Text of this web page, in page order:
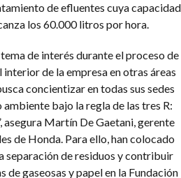
de efluentes cuya capacidad
los 60.000 litros por hora.
de interés durante el proceso de
de la empresa en otras áreas
concientizar en todas sus sedes
bajo la regla de las tres R:
asegura Martín De Gaetani, gerente
de Honda. Para ello, han colocado
separación de residuos y contribuir
gaseosas y papel en la Fundación